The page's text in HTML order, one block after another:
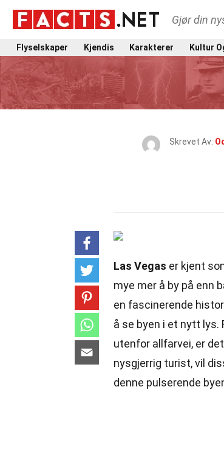
Gjør din
Flyselskaper Kjendis Karakterer Kultur
Skrevet Av:
Las Vegas er kjent
mye mer å by på enn
en fascinerende
å se byen i et nytt lys.
utenfor allfarvei, er
nysgjerrig turist, vil
denne pulserende